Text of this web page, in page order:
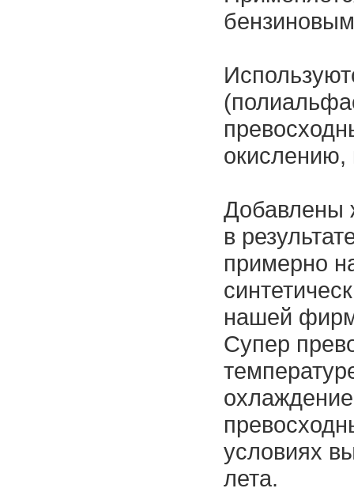
окислению,
Добавлены
в
примерно
нашей
Супер
условиях
лета.